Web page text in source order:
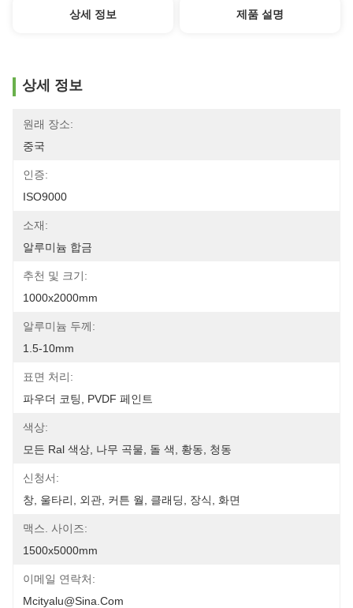
상세 정보 제품 설명
상세 정보
원래 장소:
중국
인증:
ISO9000
소재:
알루미늄 합금
추천 및 크기:
1000x2000mm
알루미늄 두께:
1.5-10mm
표면 처리:
파우더 코팅, PVDF 페인트
색상:
모든 Ral 색상, 나무 곡물, 돌 색, 황동, 청동
신청서:
창, 울타리, 외관, 커튼 월, 클래딩, 장식, 화면
맥스. 사이즈:
1500x5000mm
이메일 연락처:
Mcityalu@sina.com